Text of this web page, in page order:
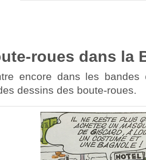
roues dans la
encore dans les bandes
dessins des boute-roues.